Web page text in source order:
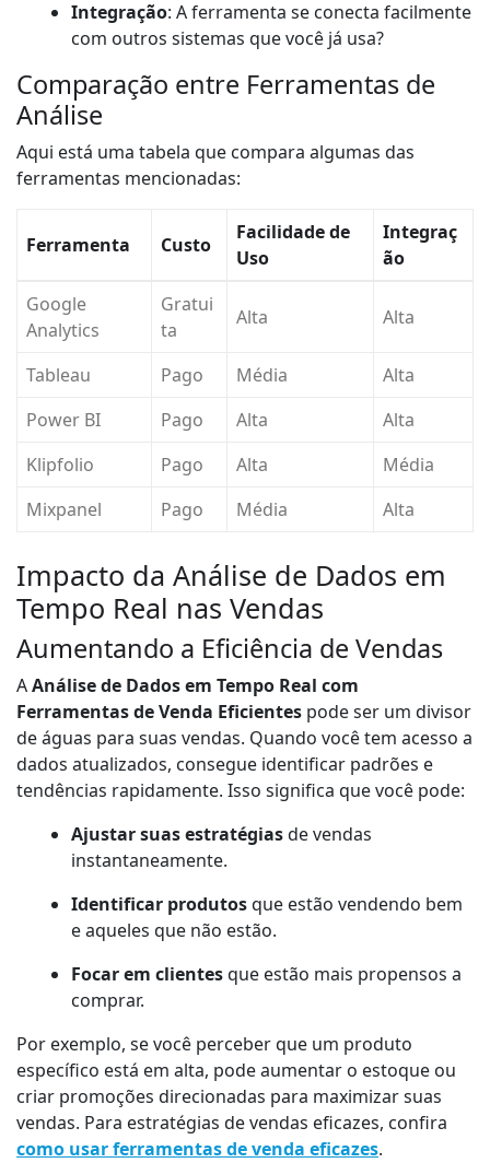
Integração: A ferramenta se conecta facilmente
com outros sistemas que você já usa?
Comparação entre Ferramentas de
Análise
Aqui está uma tabela que compara algumas das
ferramentas mencionadas:
Ferramenta Custo
Facilidade de
Uso
Integraç
ão
Google
Analytics
Gratui
ta
Alta Alta
Tableau Pago Média
Alta
Power BI
Pago Alta
Alta
Klipfolio
Pago Alta
Média
Mixpanel
Pago Média Alta
Impacto da Análise de Dados em
Tempo Real nas Vendas
Aumentando a Eficiência de Vendas
AAnálise de Dados em Tempo Real com
Ferramentas de Venda Eficientes pode ser um divisor
de águas para suas vendas. Quando você tem acesso a
dados atualizados, consegue identificar padrões e
tendências rapidamente. Isso significa que você pode:
Ajustar suas estratégiasde vendas
instantaneamente.
Identificar produtosque estão vendendo bem
e aqueles que não estão.
Focar em clientesque estão mais propensos a
comprar.
Por exemplo, se você perceber que um produto
específico está em alta, pode aumentar o estoque ou
criar promoções direcionadas para maximizar suas
vendas. Para estratégias de vendas eficazes, confira
como usar ferramentas de venda eficazes.